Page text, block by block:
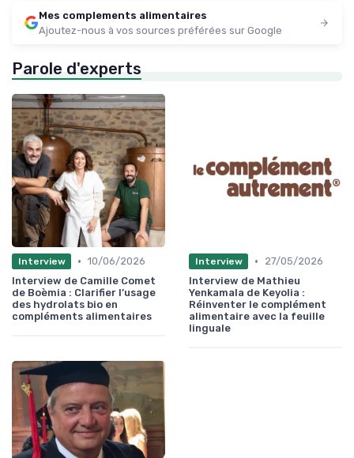
Mes complements alimentaires
Ajoutez-nous à vos sources préférées sur Google
Parole d'experts
Interview • 10/06/2026
Interview de Camille Comet
de Boèmia : Clarifier l’usage
des hydrolats bio en
compléments alimentaires
Interview •
27/05/2026
Interview de Mathieu
Yenkamala de Keyolia :
Réinventer le complément
alimentaire avec la feuille
linguale